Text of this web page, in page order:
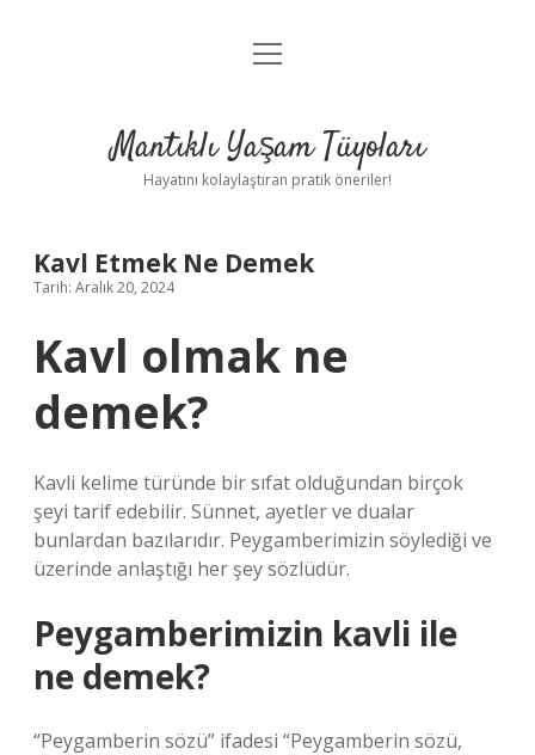
Anasayfa
Yasal Uyarı
menüyü
Mantıklı Yaşam Tüyoları
Hayatını kolaylaştıran pratik öneriler!
Kavl Etmek Ne Demek
Tarih: Aralık 20, 2024
Kavl olmak ne
demek?
Kavli kelime türünde bir sıfat olduğundan birçok
şeyi tarif edebilir. Sünnet, ayetler ve dualar
bunlardan bazılarıdır. Peygamberimizin söylediği ve
üzerinde anlaştığı her şey sözlüdür.
Peygamberimizin kavli ile
ne demek?
“Peygamberin sözü” ifadesi “Peygamberin sözü,